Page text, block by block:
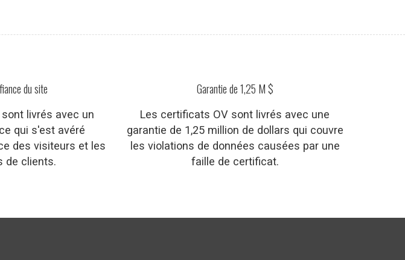
du site
livrés avec un
qui s'est avéré
des visiteurs et les
de clients.
Garantie de 1,25 M $
Les certificats OV sont livrés avec une
garantie de 1,25 million de dollars qui couvre
les violations de données causées par une
faille de certificat.